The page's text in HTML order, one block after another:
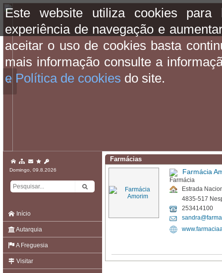
Este website utiliza cookies para
experiência de navegação e
aceitar o uso de cookies basta
mais informação consulte a
e Política de cookies do site.
«
Domingo, 09.8.2026
Início
Autarquia
A Freguesia
Visitar
Farmácias
Farmácia
Estrada
4835-517
253414100